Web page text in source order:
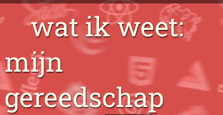
wat ik weet:
mijn
gereedschap